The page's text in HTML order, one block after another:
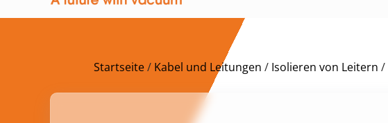
Startseite/ Kabel und Leitungen / Isolieren von Leitern /